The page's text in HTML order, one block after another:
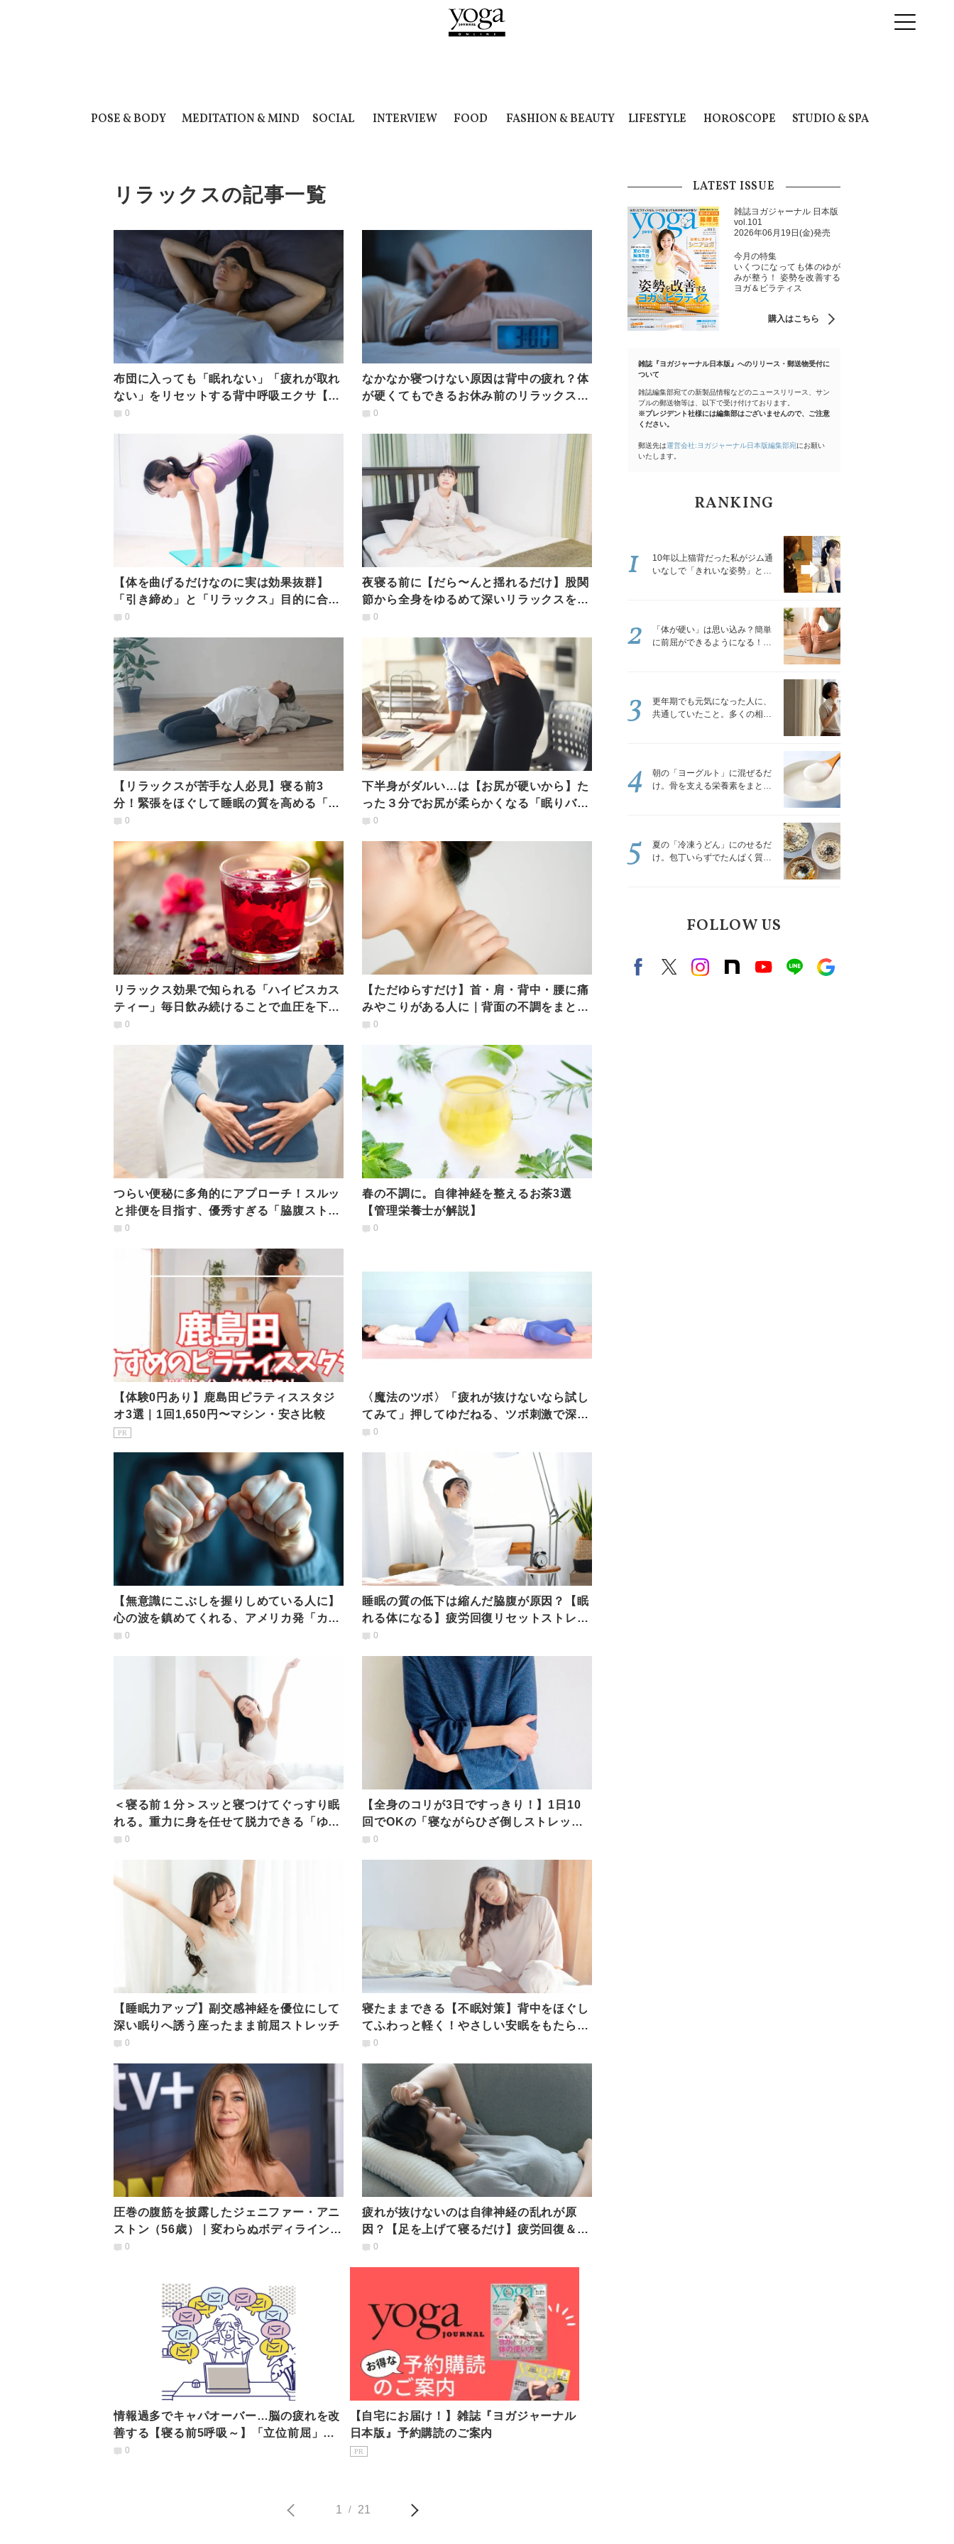
POSE & BODY MEDITATION & MIND SOCIAL INTERVIEW FOOD FASHION & BEAUTY LIFESTYLE HOROSCOPE STUDIO & SPA
リラックスの記事一覧
布団に入っても「眠れない」「疲れが取れ
ない」をリセットする背中呼吸エクサ【理
学療法士が教える】
0
なかなか寝つけない原因は背中の疲れ？体
が硬くてもできるお休み前のリラックスポ
ーズ
0
【体を曲げるだけなのに実は効果抜群】
「引き締め」と「リラックス」目的に合わ
せて使い分ける「前屈」の本当
0
夜寝る前に【だら〜んと揺れるだけ】股関
節から全身をゆるめて深いリラックスを感
じる「バタフライのポーズ」
0
【リラックスが苦手な人必見】寝る前3
分！緊張をほぐして睡眠の質を高める「寝
るだけポーズ」
0
下半身がダルい…は【お尻が硬いから】た
った３分でお尻が柔らかくなる「眠りバト
のポーズ」
0
リラックス効果で知られる「ハイビスカス
ティー」毎日飲み続けることで血圧を下げ
る可能性｜研究結果が示唆
0
【ただゆらすだけ】首・肩・背中・腰に痛
みやこりがある人に｜背面の不調をまとめ
て解消できる高タイパストレッチ
0
つらい便秘に多角的にアプローチ！スルッ
と排便を目指す、優秀すぎる「脇腹ストレ
ッチ」
0
春の不調に。自律神経を整えるお茶3選
【管理栄養士が解説】
0
【体験0円あり】鹿島田ピラティススタジ
オ3選｜1回1,650円〜マシン・安さ比較
PR
〈魔法のツボ〉「疲れが抜けないなら試し
てみて」押してゆだねる、ツボ刺激で深ま
る仰向けリラックス法
0
【無意識にこぶしを握りしめている人に】
心の波を鎮めてくれる、アメリカ発「カラ
テチョップ」ツボ押し
0
睡眠の質の低下は縮んだ脇腹が原因？【眠
れる体になる】疲労回復リセットストレッ
チ0
＜寝る前１分＞スッと寝つけてぐっすり眠
れる。重力に身を任せて脱力できる「ゆる
い前屈」
0
【全身のコリが3日ですっきり！】1日10
回でOKの「寝ながらひざ倒しストレッ
チ」
0
【睡眠力アップ】副交感神経を優位にして
深い眠りへ誘う座ったまま前屈ストレッチ
0
寝たままできる【不眠対策】背中をほぐし
てふわっと軽く！やさしい安眠をもたらす
リラックスポーズ
0
圧巻の腹筋を披露したジェニファー・アニ
ストン（56歳）｜変わらぬボディラインを
維持する秘訣とは？
0
疲れが抜けないのは自律神経の乱れが原
因？【足を上げて寝るだけ】疲労回復＆リ
ラックスエクササイズ
0
情報過多でキャパオーバー…脳の疲れを改
善する【寝る前5呼吸～】「立位前屈」の
ヴァリエーション3つ
0
【自宅にお届け！】雑誌『ヨガジャーナル
日本版』予約購読のご案内
PR
1 / 21
LATEST ISSUE
雑誌ヨガジャーナル 日本版
vol.101
2026年06月19日(金)発売
今月の特集
いくつになっても体のゆが
みが整う！ 姿勢を改善する
ヨガ＆ピラティス
購入はこちら
雑誌『ヨガジャーナル日本版』へのリリース・郵送物受付に
ついて
雑誌編集部宛ての新製品情報などのニュースリリース、サン
プルの郵送物等は、以下で受け付けております。
※プレジデント社様には編集部はございませんので、ご注意
ください。
郵送先は運営会社:ヨガジャーナル日本版編集部宛にお願い
いたします。
RANKING
10年以上猫背だった私がジム通
いなしで「きれいな姿勢」と褒
1
「体が硬い」は思い込み？簡単
に前屈ができるようになる！腿
2
更年期でも元気になった人に、
共通していたこと。多くの相談
3
朝の「ヨーグルト」に混ぜるだ
け。骨を支える栄養素をまとめ
4
夏の「冷凍うどん」にのせるだ
け。包丁いらずでたんぱく質を
5
FOLLOW US
FacebookX（旧twitter）
instagram
note Youtubeline